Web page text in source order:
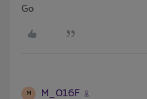
Go
M M_016F